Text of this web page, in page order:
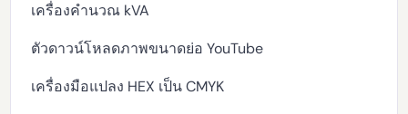
เครื่องคำนวณ kVA
ตัวดาวน์โหลดภาพขนาดย่อ YouTube
เครื่องมือแปลง HEX เป็น CMYK